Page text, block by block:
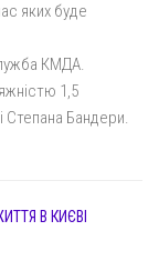
яких буде
КМДА.
1,5
Степана Бандери.
В КИЄВІ